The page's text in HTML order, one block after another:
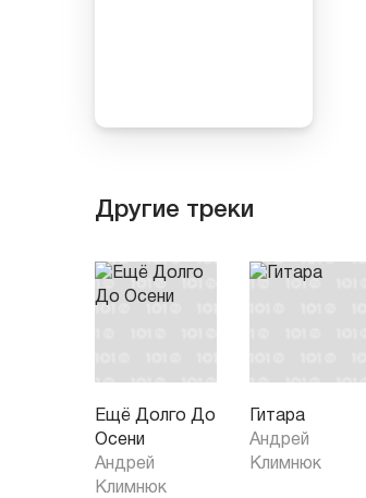
Другие треки
Ещё Долго До
Осени
Андрей
Климнюк
Гитара
Андрей
Климнюк